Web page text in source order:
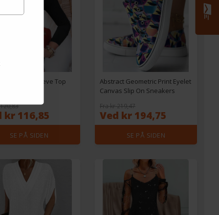
Front Long Sleeve Top
kr 116,85
SE PÅ SIDEN
Abstract Geometric Print Eyelet
Canvas Slip On Sneakers
Fra kr 219,47
Ved kr 194,75
SE PÅ SIDEN